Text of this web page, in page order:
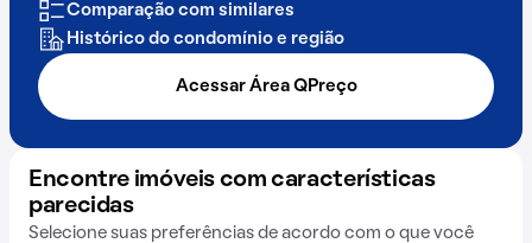
Comparação com similares
Histórico do condomínio e região
Acessar Área QPreço
Encontre imóveis com características
parecidas
Selecione suas preferências de acordo com o que você